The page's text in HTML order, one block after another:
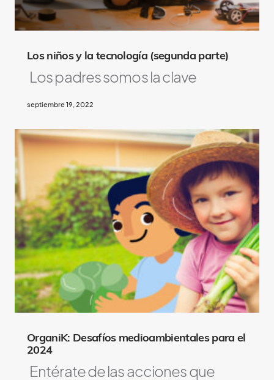
Los niños y la tecnología (segunda parte)
Los padres somos la clave
septiembre 19, 2022
OrganiK: Desafíos medioambientales para el
2024
Entérate de las acciones que